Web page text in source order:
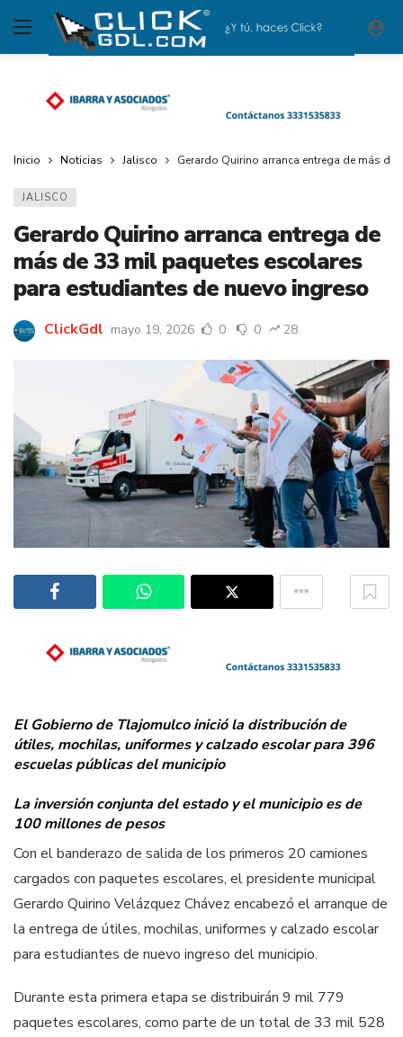
Inicio Noticias Jalisco Gerardo Quirino arranca entrega de más
JALISCO
Gerardo Quirino arranca entrega de
más de 33 mil paquetes escolares
para estudiantes de nuevo ingreso
ClickGdl mayo 19, 2026 0 0 28
El Gobierno de Tlajomulco inició la distribución de
útiles, mochilas, uniformes y calzado escolar para 396
escuelas públicas del municipio
La inversión conjunta del estado y el municipio es de
100 millones de pesos
Con el banderazo de salida de los primeros 20 camiones
cargados con paquetes escolares, el presidente municipal
Gerardo Quirino Velázquez Chávez encabezó el arranque de
la entrega de útiles, mochilas, uniformes y calzado escolar
para estudiantes de nuevo ingreso del municipio.
Durante esta primera etapa se distribuirán 9 mil 779
paquetes escolares, como parte de un total de 33 mil 528